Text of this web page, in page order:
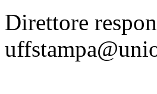
Direttore